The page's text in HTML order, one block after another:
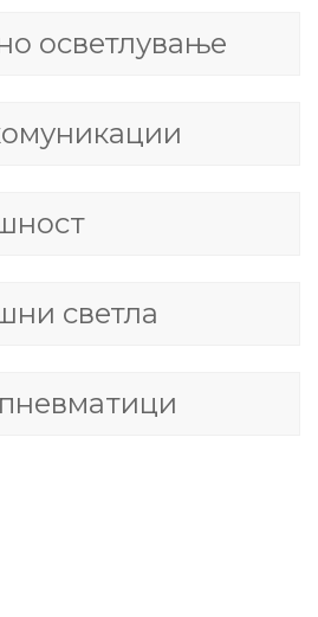
осветлување
светла